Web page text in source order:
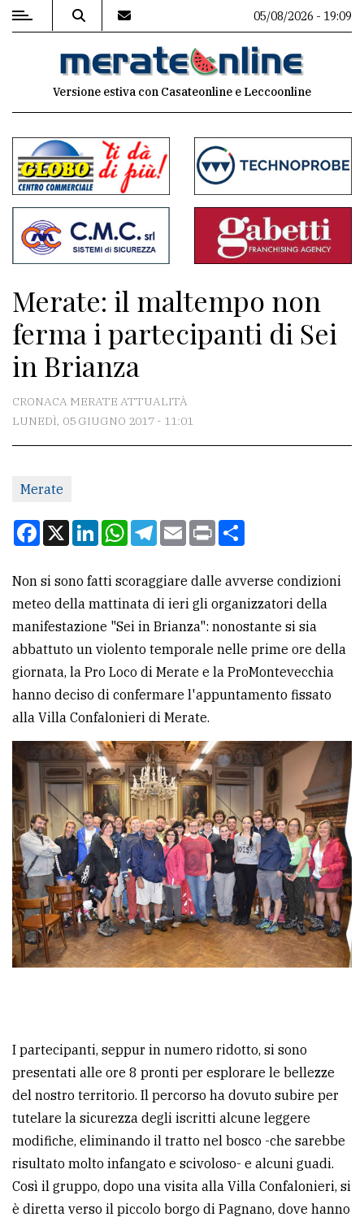
MENU
commenti
Contenuti
del
sito
Associazioni
Meteo
CONTATTI
Scrivici
Per
la
pubblicità
CERCA
Cerca
per
comune
Ricerca
avanzata
LE
ALTRE
TESTATE
policy
Cookie
policy
05/08/2026 - 19:09
Versione estiva con Casateonline e Leccoonline
Merate: il maltempo non
ferma i partecipanti di Sei
in Brianza
CRONACA MERATE ATTUALITÀ
LUNEDÌ, 05 GIUGNO 2017 - 11:01
Merate
Facebook
X LinkedInWhatsApp
Telegram
EmailPrint
Non si sono fatti scoraggiare dalle avverse condizioni
meteo della mattinata di ieri gli organizzatori della
manifestazione "Sei in Brianza": nonostante si sia
abbattuto un violento temporale nelle prime ore della
giornata, la Pro Loco di Merate e la ProMontevecchia
hanno deciso di confermare l'appuntamento fissato
alla Villa Confalonieri di Merate.
I partecipanti, seppur in numero ridotto, si sono
presentati alle ore 8 pronti per esplorare le bellezze
del nostro territorio. Il percorso ha dovuto subire per
tutelare la sicurezza degli iscritti alcune leggere
modifiche, eliminando il tratto nel bosco -che sarebbe
risultato molto infangato e scivoloso- e alcuni guadi.
Così il gruppo, dopo una visita alla Villa Confalonieri, si
è diretta verso il piccolo borgo di Pagnano, dove hanno